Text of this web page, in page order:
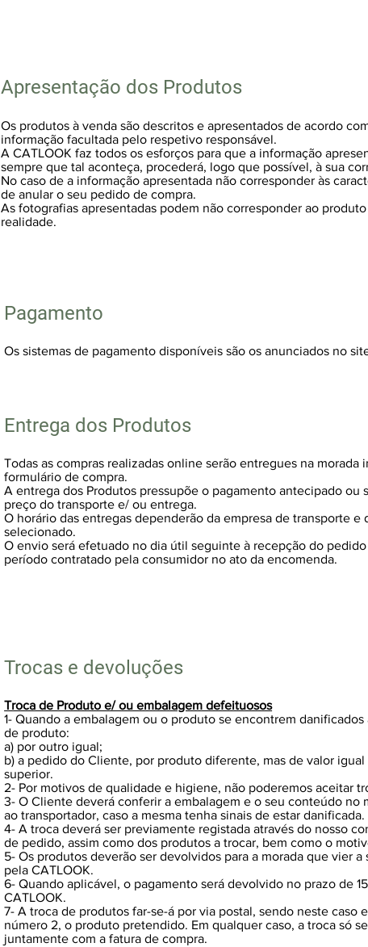
Apresentação dos Produtos
Os produtos à venda são descritos e apresentados de acordo
informação facultada pelo respetivo responsável.
A CATLOOK faz todos os esforços para que a informação
sempre que tal aconteça, procederá, logo que possível, à sua
No caso de a informação apresentada não corresponder às
de anular o seu pedido de compra.
As fotografias apresentadas podem não corresponder ao
realidade.
Pagamento
Os sistemas de pagamento disponíveis são os anunciados no
Entrega dos Produtos
Todas as compras realizadas online serão entregues na
formulário de compra.
A entrega dos Produtos pressupõe o pagamento antecipado
preço do transporte e/ ou entrega.
O horário das entregas dependerão da empresa de transporte
selecionado.
O envio será efetuado no dia útil seguinte à recepção do
período contratado pela consumidor no ato da encomenda.
Trocas e devoluções
Troca de Produto e/ ou embalagem defeituosos
1- Quando a embalagem ou o produto se encontrem
de produto:
a) por outro igual;
b) a pedido do Cliente, por produto diferente, mas de valor
superior.
2- Por motivos de qualidade e higiene, não poderemos aceitar
3- O Cliente deverá conferir a embalagem e o seu conteúdo
ao transportador, caso a mesma tenha sinais de estar danificada.
4- A troca deverá ser previamente registada através do nosso
de pedido, assim como dos produtos a trocar, bem como o
5- Os produtos deverão ser devolvidos para a morada que vier
pela CATLOOK.
6- Quando aplicável, o pagamento será devolvido no prazo de
CATLOOK.
7- A troca de produtos far-se-á por via postal, sendo neste
número 2, o produto pretendido. Em qualquer caso, a troca só
juntamente com a fatura de compra.